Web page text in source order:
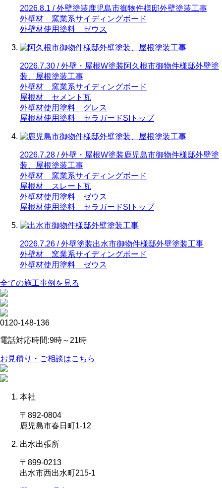
2026.8.1 / 外壁塗装鹿児島市御物件様邸外壁塗装工事
外壁材 窯業系サイディングボード
外壁材使用塗料 ゼウス
2026.7.30 / 外壁・屋根W塗装阿久根市御物件様邸外壁塗
装、屋根塗装工事
外壁材 窯業系サイディングボード
屋根材 セメント瓦
外壁材使用塗料 グレス
屋根材使用塗料 セラガードSIトップ
2026.7.28 / 外壁・屋根W塗装鹿児島市御物件様邸外壁塗
装、屋根塗装工事
外壁材 窯業系サイディングボード
屋根材 スレート瓦
外壁材使用塗料 ゼウス
屋根材使用塗料 セラガードSIトップ
2026.7.26 / 外壁塗装出水市御物件様邸外壁塗装工事
外壁材 窯業系サイディングボード
外壁材使用塗料 ゼウス
全ての施工事例を見る
0120-148-136
電話対応時間:9時～21時
お見積り・ご相談はこちら
本社
〒892-0804
鹿児島市春日町1-12
出水出張所
〒899-0213
出水市西出水町215-1